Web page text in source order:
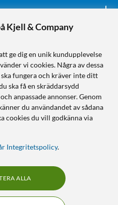
Kjell & Company
ge dig en unik kundupplevelse
vi cookies. Några av dessa
fungera och kräver inte ditt
ska få en skräddarsydd
anpassade annonser. Genom
du användandet av sådana
cookies du vill godkänna via
Integritetspolicy.
ALLA